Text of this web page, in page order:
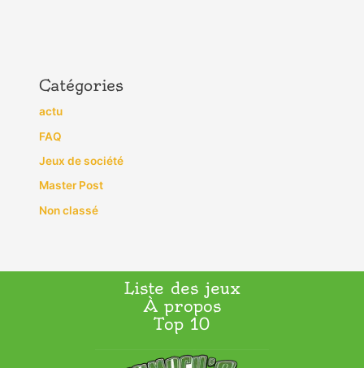
Catégories
actu
FAQ
Jeux de société
Master Post
Non classé
Liste des jeux
À propos
Top 10